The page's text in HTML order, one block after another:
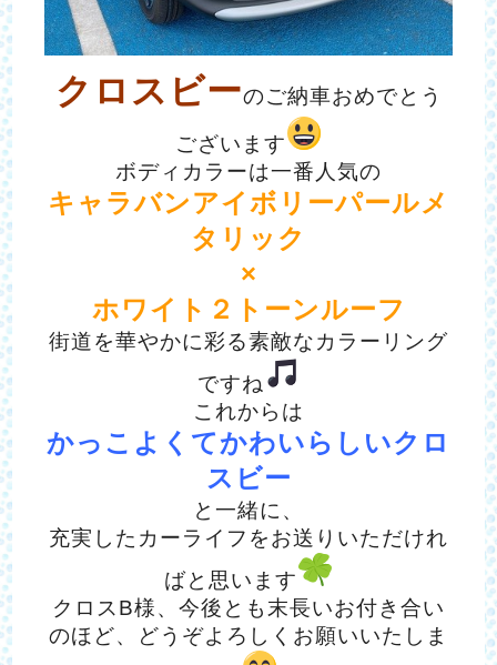
クロスビーのご納車おめでとう
ございます
ボディカラーは一番人気の
キャラバンアイボリーパールメ
タリック
×
ホワイト２トーンルーフ
街道を華やかに彩る素敵なカラーリング
ですね
これからは
かっこよくてかわいらしいクロ
スビー
と一緒に、
充実したカーライフをお送りいただけれ
ばと思います
クロスB様、今後とも末長いお付き合い
のほど、どうぞよろしくお願いいたしま